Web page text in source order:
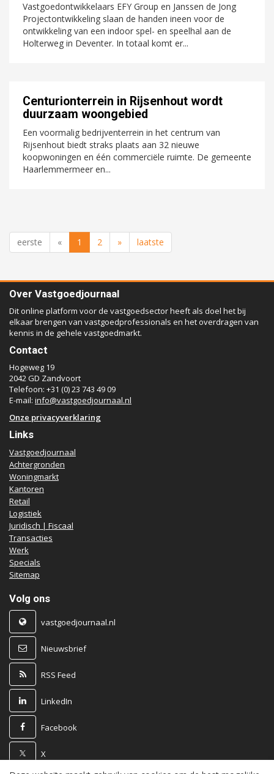
Vastgoedontwikkelaars EFY Group en Janssen de Jong
Projectontwikkeling slaan de handen ineen voor de
ontwikkeling van een indoor spel- en speelhal aan de
Holterweg in Deventer. In totaal komt er...
Centurionterrein in Rijsenhout wordt
duurzaam woongebied
Een voormalig bedrijventerrein in het centrum van
Rijsenhout biedt straks plaats aan 32 nieuwe
koopwoningen en één commerciële ruimte. De gemeente
Haarlemmermeer en...
eerste « 1 2 » laatste
Over Vastgoedjournaal
Dit online platform voor de vastgoedsector heeft als doel het bij
elkaar brengen van vastgoedprofessionals en het overdragen van
kennis in de gehele vastgoedmarkt.
Contact
Hogeweg 19
2042 GD Zandvoort
Telefoon: +31 (0) 23 743 49 09
E-mail: info@vastgoedjournaal.nl
Onze privacyverklaring
Links
Vastgoedjournaal
Achtergronden
Woningmarkt
Kantoren
Retail
Logistiek
Juridisch | Fiscaal
Transacties
Werk
Specials
Sitemap
Volg ons
vastgoedjournaal.nl
Nieuwsbrief
RSS Feed
LinkedIn
Facebook
X